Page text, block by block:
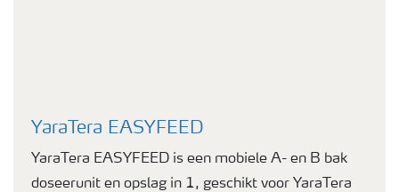
YaraTera EASYFEED
YaraTera EASYFEED is een mobiele A- en B bak
doseerunit en opslag in 1, geschikt voor YaraTera